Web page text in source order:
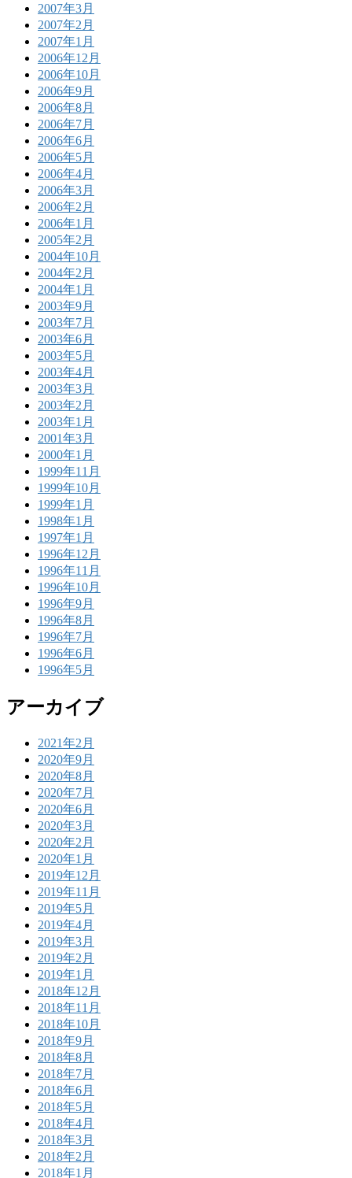
2007年3月
2007年2月
2007年1月
2006年12月
2006年10月
2006年9月
2006年8月
2006年7月
2006年6月
2006年5月
2006年4月
2006年3月
2006年2月
2006年1月
2005年2月
2004年10月
2004年2月
2004年1月
2003年9月
2003年7月
2003年6月
2003年5月
2003年4月
2003年3月
2003年2月
2003年1月
2001年3月
2000年1月
1999年11月
1999年10月
1999年1月
1998年1月
1997年1月
1996年12月
1996年11月
1996年10月
1996年9月
1996年8月
1996年7月
1996年6月
1996年5月
アーカイブ
2021年2月
2020年9月
2020年8月
2020年7月
2020年6月
2020年3月
2020年2月
2020年1月
2019年12月
2019年11月
2019年5月
2019年4月
2019年3月
2019年2月
2019年1月
2018年12月
2018年11月
2018年10月
2018年9月
2018年8月
2018年7月
2018年6月
2018年5月
2018年4月
2018年3月
2018年2月
2018年1月